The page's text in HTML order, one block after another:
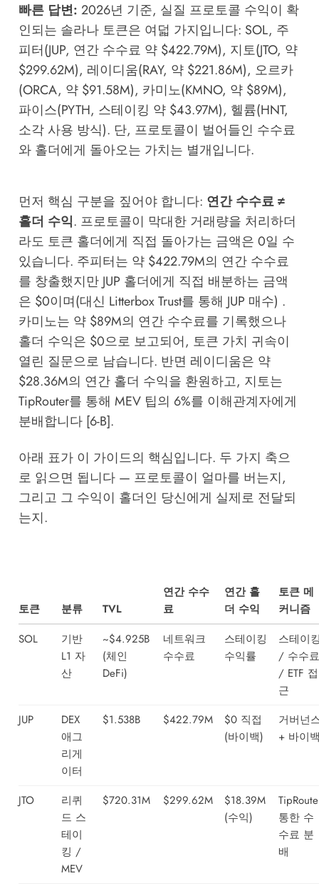
빠른 답변: 2026년 기준, 실질 프로토콜 수익이 확
인되는 솔라나 토큰은 여덟 가지입니다: SOL, 주
피터(JUP, 연간 수수료 약 $422.79M), 지토(JTO, 약
$299.62M), 레이디움(RAY, 약 $221.86M), 오르카
(ORCA, 약 $91.58M), 카미노(KMNO, 약 $89M),
파이스(PYTH, 스테이킹 약 $43.97M), 헬륨(HNT,
소각 사용 방식). 단, 프로토콜이 벌어들인 수수료
와 홀더에게 돌아오는 가치는 별개입니다.
먼저 핵심 구분을 짚어야 합니다: 연간 수수료 ≠
홀더 수익. 프로토콜이 막대한 거래량을 처리하더
라도 토큰 홀더에게 직접 돌아가는 금액은 0일 수
있습니다. 주피터는 약 $422.79M의 연간 수수료
를 창출했지만 JUP 홀더에게 직접 배분하는 금액
은 $0이며(대신 Litterbox Trust를 통해 JUP 매수) .
카미노는 약 $89M의 연간 수수료를 기록했으나
홀더 수익은 $0으로 보고되어, 토큰 가치 귀속이
열린 질문으로 남습니다. 반면 레이디움은 약
$28.36M의 연간 홀더 수익을 환원하고, 지토는
TipRouter를 통해 MEV 팁의 6%를 이해관계자에게
분배합니다 [6-B].
아래 표가 이 가이드의 핵심입니다. 두 가지 축으
로 읽으면 됩니다 — 프로토콜이 얼마를 버는지,
그리고 그 수익이 홀더인 당신에게 실제로 전달되
는지.
토큰 분류 TVL
연간 수수
료
연간 홀
더 수익
토큰 메
커니즘
SOL
기반
L1 자
산
~$4.925B
(체인
DeFi)
네트워크
수수료
스테이킹
수익률
스테이
/ 수수료
/ ETF 접
근
JUP
DEX
애그
리게
이터
$1.538B $422.79M
$0 직접
(바이백)
거버넌
+ 바이
JTO
리퀴
드 스
테이
킹 /
MEV
$720.31M $299.62M
$18.39M
(수익)
통한 수
수료 분
배